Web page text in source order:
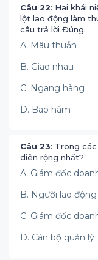
Câu 22: Hai khái
lột lao động làm
câu trả lời Đúng.
A. Mâu thuẫn
B. Giao nhau
C. Ngang hàng
D. Bao hàm
Câu 23: Trong
diên rộng nhất?
A. Giám đốc
B. Người lao động
C. Giám đốc
D. Cán bộ quản lý